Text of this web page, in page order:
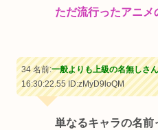
ただ流行ったアニ
34 名前:一般よりも上級の名無しさ
16:30:22.55ID:zMyD9loQM
単なるキャラの名前